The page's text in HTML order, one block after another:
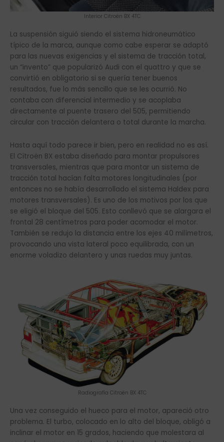
Interior Citroën BX 4TC
La suspensión siguió siendo el sistema hidroneumático
típico de la marca, aunque como cabe esperar se adaptó
para las nuevas exigencias y el sistema de tracción total,
un “invento” que popularizó Audi con el quattro y que se
convirtió en obligatorio si se quería tener buenos
resultados, fue lo más sencillo que se les ocurrió. No
contaba con diferencial intermedio y se acoplaba
directamente al puente trasero del 505, permitiendo
circular con tracción delantera o total durante la marcha.
Hasta aquí todo parece ir bien, pero en realidad no es así.
El Citroën BX estaba diseñado para montar propulsores
transversales, mientras que para montar un sistema de
tracción total hacían falta motores longitudinales (por
entonces no se había desarrollado el sistema Haldex para
motores transversales). Es uno de los motivos por los que
se eligió el bloque del 505. Esto conllevó que se alargara el
frontal 28 centímetros para poder acomodar el motor.
También se redujo la distancia entre los ejes 40 milímetros,
provocando una vista lateral poco equilibrada, con un
enorme voladizo delantero y unas ruedas muy juntas.
Radiografía Citroën BX 4TC
Una vez conseguido el hueco para el motor, apareció otro
problema. El turbo, colocado en lo alto del bloque, obligó a
inclinar el motor en 15 grados, haciendo que molestara al